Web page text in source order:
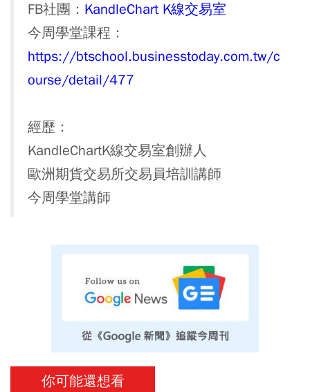
FB社團： KandleChart K線交易室
今周學堂課程：
https://btschool.businesstoday.com.tw/c
ourse/detail/477
經歷：
KandleChartK線交易室創辦人
歐洲期貨交易所交易員培訓講師
今周學堂講師
你可能還想看